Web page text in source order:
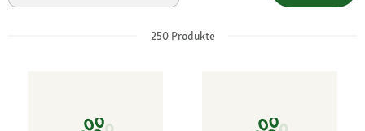
250Produkte